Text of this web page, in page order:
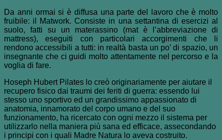
Da anni ormai si è diffusa una parte del lavoro che è molto
fruibile: il Matwork. Consiste in una settantina di esercizi al
suolo, fatti su un materassino (mat è l’abbreviazione di
mattress), eseguiti con particolari accorgimenti che li
rendono accessibili a tutti: in realtà basta un po’ di spazio, un
insegnante che ci guidi molto attentamente nel percorso e la
voglia di fare.
Hoseph Hubert Pilates lo creò originariamente per aiutare il
recupero fisico dai traumi dei feriti di guerra: essendo lui
stesso uno sportivo ed un grandissimo appassionato di
anatomia, innamorato del corpo umano e del suo
funzionamento, ha ricercato con ogni mezzo il sistema per
utilizzarlo nella maniera più sana ed efficace, assecondando
i principi con i quali Madre Natura lo aveva costruito.